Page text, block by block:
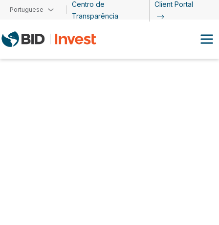
Passar para o conteúdo principal
Portuguese
Centro de
Transparência
Client Portal